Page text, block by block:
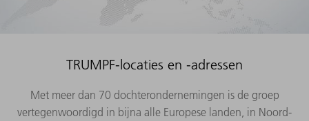
TRUMPF-locaties en -adressen
Met meer dan 70 dochterondernemingen is de groep
vertegenwoordigd in bijna alle Europese landen, in Noord-